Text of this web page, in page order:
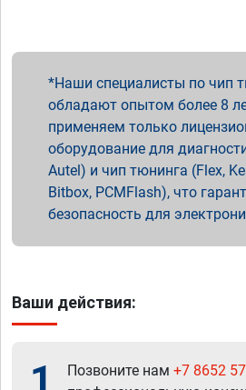
Наши специалисты по чип
обладают опытом более 8
применяем только
оборудование для
Autel) и чип тюнинга (Flex,
Bitbox, PCMFlash), что
безопасность для
Ваши действия:
1 Позвоните нам +7 8652